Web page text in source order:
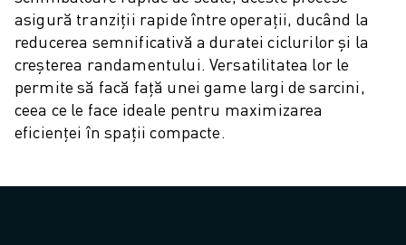
SOLUȚII IIOT
SOLUȚII SMART FACTORY
SOLUȚII SMART FACTORY DE CREȘTEREA EFICIENȚEI PRODUCȚIEI
ÎNREGISTRARE PRODUS » FANUC PORTAL
STUDII DE CAZ
asigură tranziții rapide între operații, ducând la
reducerea semnificativă a duratei ciclurilor și la
creșterea randamentului. Versatilitatea lor le
permite să facă față unei game largi de sarcini,
ceea ce le face ideale pentru maximizarea
eficienței în spații compacte.